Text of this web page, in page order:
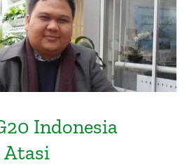
Indonesia
Atasi